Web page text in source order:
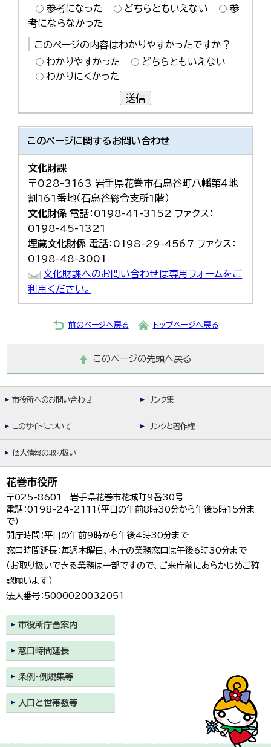
参考になった
どちらともいえない
参
考にならなかった
このページの内容はわかりやすかったですか？
わかりやすかった
どちらともいえない
わかりにくかった
送信
このページに関するお問い合わせ
文化財課
〒028-3163 岩手県花巻市石鳥谷町八幡第4地
割161番地（石鳥谷総合支所1階）
文化財係 電話：0198-41-3152 ファクス：
0198-45-1321
埋蔵文化財係 電話：0198-29-4567 ファクス：
0198-48-3001
文化財課へのお問い合わせは専用フォームをご
利用ください。
前のページへ戻る トップページへ戻る
このページの先頭へ戻る
市役所へのお問い合わせ リンク集
このサイトについて リンクと著作権
個人情報の取り扱い
花巻市役所
〒025-8601 岩手県花巻市花城町9番30号
電話：0198-24-2111（平日の午前8時30分から午後5時15分ま
で）
開庁時間：平日の午前9時から午後4時30分まで
窓口時間延長：毎週木曜日、本庁の業務窓口は午後6時30分まで
（お取り扱いできる業務は一部ですので、ご来庁前にあらかじめご確
認願います）
法人番号：5000020032051
市役所庁舎案内
窓口時間延長
条例・例規集等
人口と世帯数等